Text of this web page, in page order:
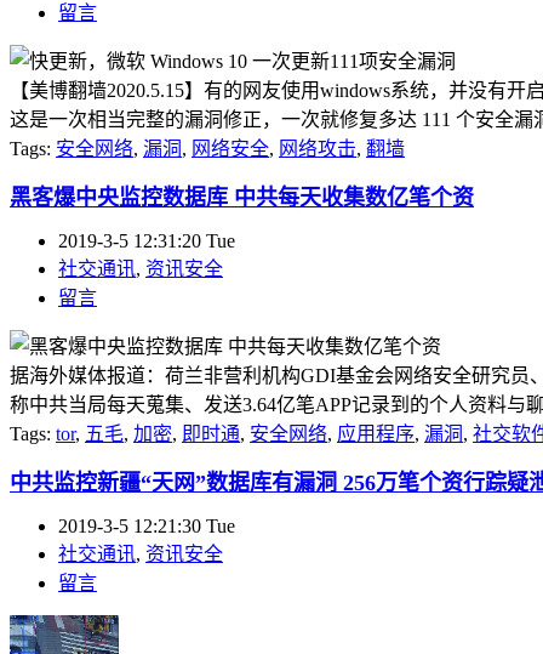
留言
【美博翻墙2020.5.15】有的网友使用windows系统，并没有
这是一次相当完整的漏洞修正，一次就修复多达 111 个安全
Tags: 安全网络, 漏洞 , 网络安全, 网络攻击, 翻墙
黑客爆中央监控数据库 中共每天收集数亿笔个资
2019-3-5 12:31:20 Tue
社交通讯, 资讯安全
留言
据海外媒体报道：荷兰非营利机构GDI基金会网络安全研究员
称中共当局每天蒐集、发送3.64亿笔APP记录到的个人资料
Tags: tor, 五毛, 加密, 即时通, 安全网络, 应用程序, 漏洞 , 社交软
中共监控新疆“天网”数据库有漏洞 256万笔个资行踪疑
2019-3-5 12:21:30 Tue
社交通讯, 资讯安全
留言